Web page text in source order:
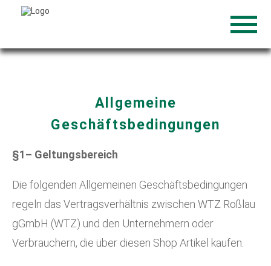
Allgemeine
Geschäftsbedingungen
§1– Geltungsbereich
Die folgenden Allgemeinen Geschäftsbedingungen
regeln das Vertragsverhältnis zwischen WTZ Roßlau
gGmbH (WTZ) und den Unternehmern oder
Verbrauchern, die über diesen Shop Artikel kaufen.